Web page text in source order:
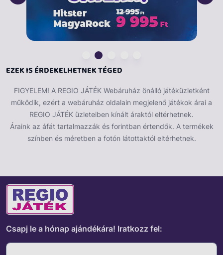
EZEK IS ÉRDEKELHETNEK TÉGED
FIGYELEM! A REGIO JÁTÉK Webáruház önálló játéküzletként
működik, ezért a webáruház oldalain megjelenő játékok árai a
REGIO JÁTÉK üzleteiben kínált áraktól eltérhetnek.
Áraink az áfát tartalmazzák és forintban értendők. A termékek
színben és méretben a fotón látottaktól eltérhetnek.
Csapj le a hónap ajándékára! Iratkozz fel: